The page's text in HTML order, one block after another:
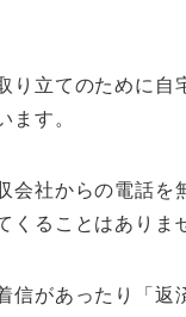
り立てのために自
ます。
会社からの電話を
くることはありま
信があったり「返